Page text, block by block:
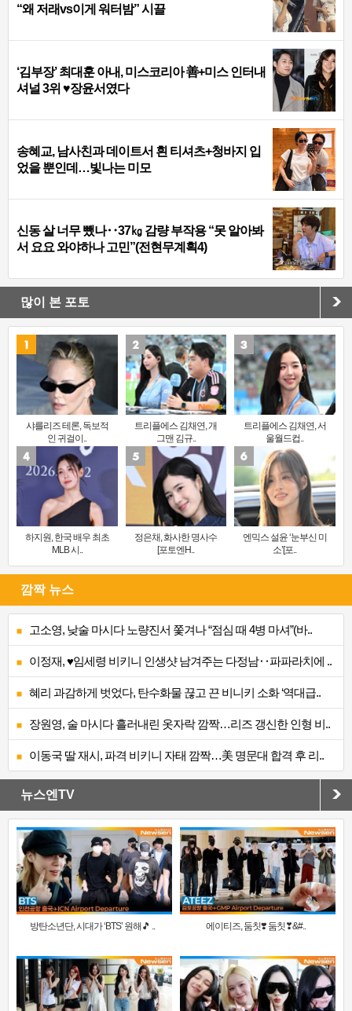
“왜 저래vs이게 워터밤” 시끌
‘김부장’ 최대훈 아내, 미스코리아 善+미스 인터내
셔널 3위 ♥장윤서였다
송혜교, 남사친과 데이트서 흰 티셔츠+청바지 입
었을 뿐인데…빛나는 미모
신동 살 너무 뺐나‥37㎏ 감량 부작용 “못 알아봐
서 요요 와야하나 고민”(전현무계획4)
많이 본 포토
샤를리즈 테론, 독보적
인 귀걸이..
트리플에스 김채연, 개
그맨 김규..
트리플에스 김채연, 서
울월드컵..
하지원, 한국 배우 최초
MLB 시..
정은채, 화사한 명사수
[포토엔H..
엔믹스 설윤 ‘눈부신 미
소’[포..
깜짝 뉴스
고소영, 낮술 마시다 노량진서 쫓겨나 “점심 때 4병 마셔”(바..
이정재, ♥임세령 비키니 인생샷 남겨주는 다정남‥파파라치에 ..
혜리 과감하게 벗었다, 탄수화물 끊고 끈 비니키 소화 ‘역대급..
장원영, 술 마시다 흘러내린 옷자락 깜짝…리즈 갱신한 인형 비..
이동국 딸 재시, 파격 비키니 자태 깜짝…美 명문대 합격 후 리..
뉴스엔TV
방탄소년단, 시대가 ‘BTS’ 원해🎵 .. 에이티즈, 둠칫❣️ 둠칫❣&#..